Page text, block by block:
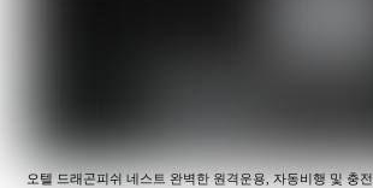
오텔 드래곤피쉬 네스트 완벽한 원격운용, 자동비행 및 충전